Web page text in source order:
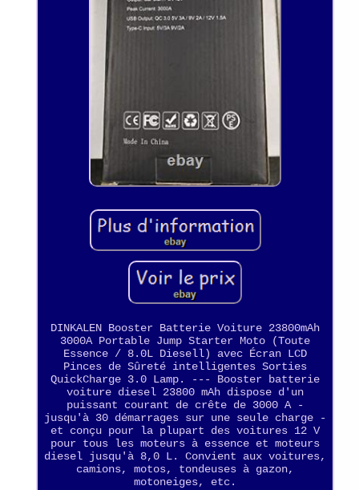
DINKALEN Booster Batterie Voiture 23800mAh
3000A Portable Jump Starter Moto (Toute
Essence / 8.0L Diesell) avec Écran LCD
Pinces de Sûreté intelligentes Sorties
QuickCharge 3.0 Lamp. --- Booster batterie
voiture diesel 23800 mAh dispose d'un
puissant courant de crête de 3000 A -
jusqu'à 30 démarrages sur une seule charge -
et conçu pour la plupart des voitures 12 V
pour tous les moteurs à essence et moteurs
diesel jusqu'à 8,0 L. Convient aux voitures,
camions, motos, tondeuses à gazon,
motoneiges, etc.